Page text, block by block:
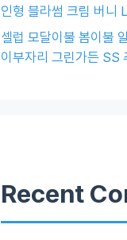
인형 블라썸 크림 버니
셀럽 모달이불 봄이불
이부자리 그린가든 SS
Recent